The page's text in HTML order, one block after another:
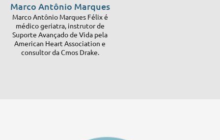
Marco Antônio Marques
Marco Antônio Marques Félix é
médico geriatra, instrutor de
Suporte Avançado de Vida pela
American Heart Association e
consultor da Cmos Drake.